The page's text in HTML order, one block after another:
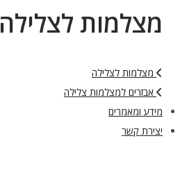
מצלמות לצלילה
מצלמות לצלילה
אבזרים למצלמות צלילה
מידע ומאמרים
יצירת קשר